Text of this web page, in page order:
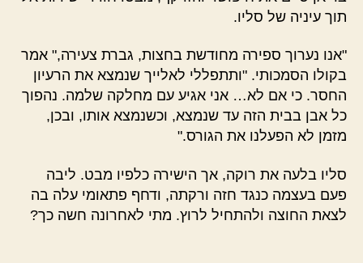
תוך עיניה של סליו.
"אנו נערוך ספירה מחודשת בחצות, גברת צעירה," אמר
בקולו הסמכותי. "ותתפללי לאלייך שנמצא את הרעיון
החסר. כי אם לא… אני אגיע עם מחלקה שלמה. נהפוך
כל אבן בבית הזה עד שנמצא, וכשנמצא אותו, ובכן,
מזמן לא הפעלנו את הגורס."
סליו בלעה את רוקה, אך הישירה כלפיו מבט. ליבה
פעם בעצמה כנגד חזה ורקתה, ודחף פתאומי עלה בה
לצאת החוצה ולהתחיל לרוץ. מתי לאחרונה חשה כך?